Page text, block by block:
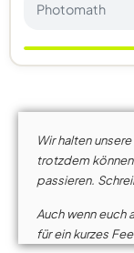
Photomath
Wir halten
trotzdem
passieren.
Auch wenn euch
für ein kurzes